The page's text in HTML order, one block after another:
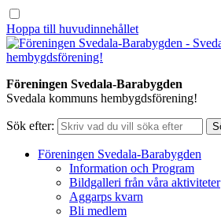
Hoppa till huvudinnehållet
Föreningen Svedala-Barabygden
Svedala kommuns hembygdsförening!
Sök efter:
Föreningen Svedala-Barabygden
Information och Program
Bildgalleri från våra aktiviteter
Aggarps kvarn
Bli medlem